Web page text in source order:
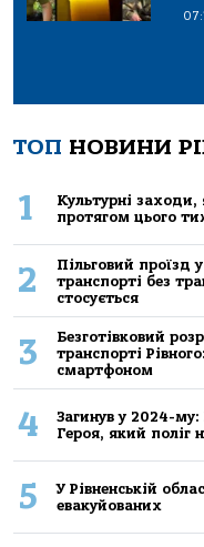
ТОП НОВИНИ
1
Культурні заходи,
протягом цього
2
Пільговий проїзд
транспорті без
стосується
3
Безготівковий
транспорті
смартфоном
4
Загинув у 2024-му:
Героя, який поліг
5
У Рівненській
евакуйованих